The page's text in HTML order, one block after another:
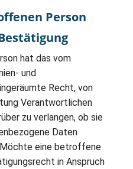
Person
hat das vom
und
Recht, von
Verantwortlichen
zu verlangen, ob sie
Daten
eine betroffene
in Anspruch